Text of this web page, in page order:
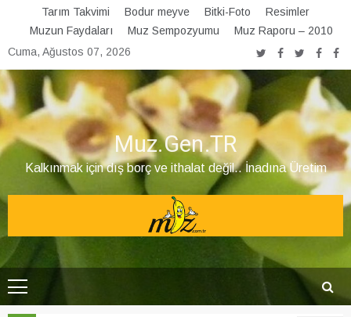
content
Tarım Takvimi Bodur meyve Bitki-Foto
Resimler
Muzun Faydaları
Muz Sempozyumu
Muz Raporu – 2010
Cuma, Ağustos 07, 2026
Muz.Gen.TR
Kalkınmak için dış borç ve ithalat değil.. İnadına Üretim